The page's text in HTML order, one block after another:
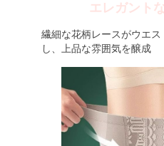
エレガント
繊細な花柄レースがウエ
し、上品な雰囲気を醸成